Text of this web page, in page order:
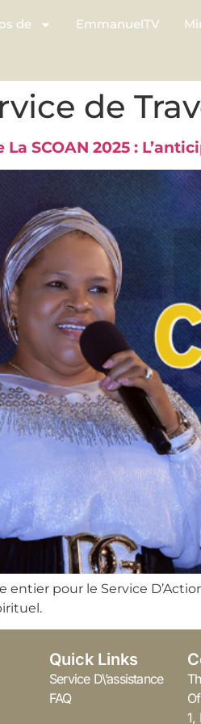
de EmmanuelTV
de
La SCOAN 2025 :
pour le Service
Quick Links
Service D\’assistance
FAQ
1,